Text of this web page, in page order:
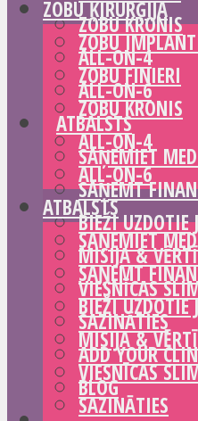
ZOBU KRONIS
ALL-ON-4
ALL-ON-6
ATBALSTS
SAŅEMIET
SAŅEMT
BIEŽI UZDOTIE
MISIJA &
VIESNĪCAS
SAZINĀTIES
ADD YOUR
BLOG
ZOBU ĶIRURĢIJA
ZOBU
ZOBU FINIERI
ZOBU KRONIS
ALL-ON-4
ALL-ON-6
ATBALSTS
SAŅEMIET
SAŅEMT
BIEŽI UZDOTIE
MISIJA &
VIESNĪCAS
SAZINĀTIES